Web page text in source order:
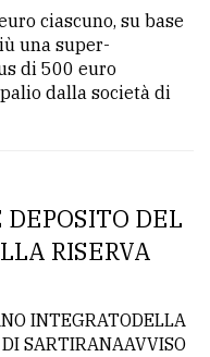
ciascuno, su base
una super-
di 500 euro
dalla società di
DEL
RISERVA
INTEGRATODELLA
SARTIRANAAVVISO